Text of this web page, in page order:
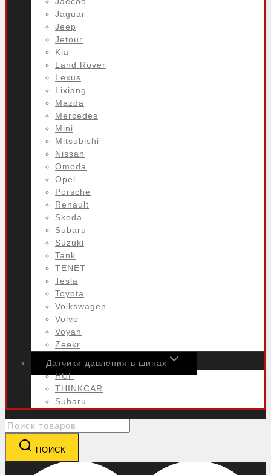
Jaguar
Jeep
Jetour
Kia
Land Rover
Lexus
Lixiang
Mazda
Mercedes
Mini
Mitsubishi
Nissan
Omoda
Opel
Porsche
Renault
Skoda
Subaru
Suzuki
Tank
TENET
Tesla
Toyota
Volkswagen
Volvo
Voyah
Zeekr
Датчики давления в шинах
HUF
THINKCAR
Subaru
Search
for:
ПОИСК